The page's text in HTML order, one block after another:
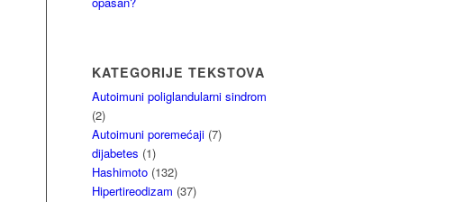
KATEGORIJE TEKSTOVA
Autoimuni poliglandularni sindrom
(2)
Autoimuni poremećaji (7)
dijabetes (1)
Hashimoto (132)
Hipertireodizam (37)